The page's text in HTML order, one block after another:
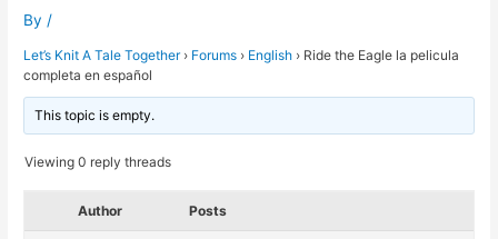
By /
Let’s Knit A Tale Together › Forums › English › Ride the Eagle la pelicula
completa en español
This topic is empty.
Viewing 0 reply threads
Author Posts